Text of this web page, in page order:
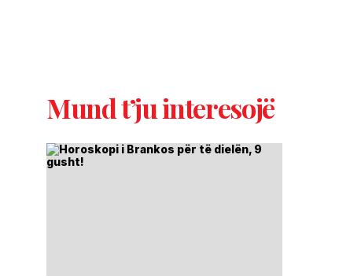
Mund t’ju interesojë